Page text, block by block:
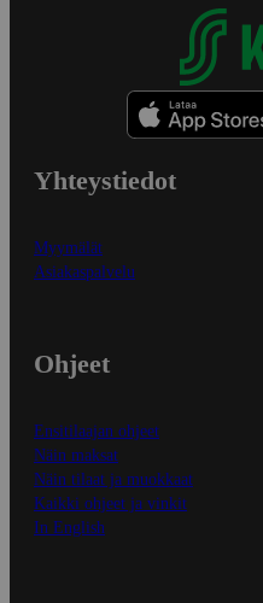
Yhteystiedot
Myymälät
Asiakaspalvelu
Ohjeet
Ensitilaajan ohjeet
Näin maksat
Näin tilaat ja muokkaat
Kaikki ohjeet ja vinkit
In English